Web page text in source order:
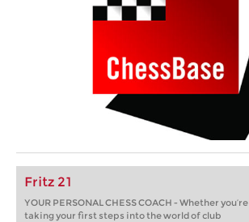
Fritz 21
YOUR PERSONAL CHESS COACH - Whether you’re
taking your first steps into the world of club